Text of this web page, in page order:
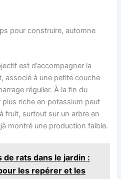
pour construire, automne
est d’accompagner la
associé à une petite couche
régulier. À la fin du
riche en potassium peut
fruit, surtout sur un arbre en
montré une production faible.
rats dans le jardin :
les repérer et les